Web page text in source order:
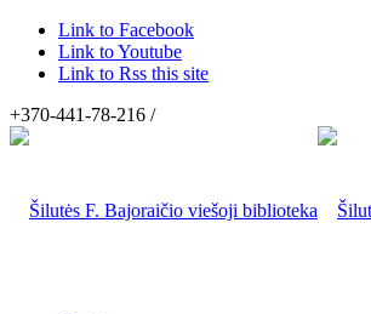
Link to Facebook
Link to Youtube
Link to Rss this site
+370-441-78-216 /